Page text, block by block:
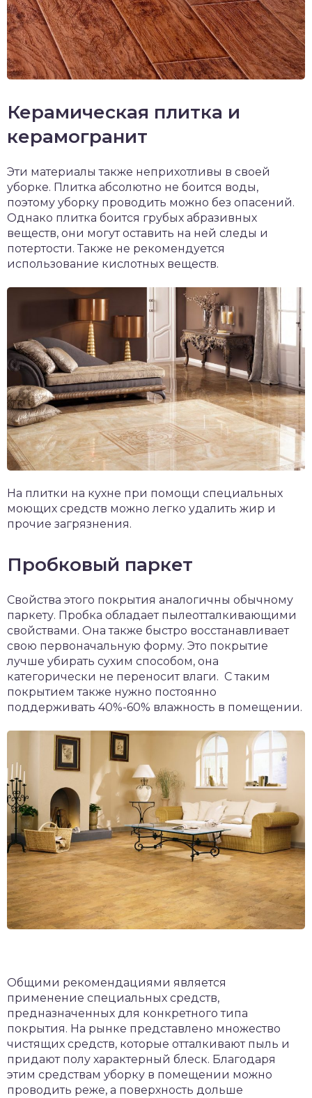
Керамическая плитка и
керамогранит
Эти материалы также неприхотливы в своей
уборке. Плитка абсолютно не боится воды,
поэтому уборку проводить можно без опасений.
Однако плитка боится грубых абразивных
веществ, они могут оставить на ней следы и
потертости. Также не рекомендуется
использование кислотных веществ.
На плитки на кухне при помощи специальных
моющих средств можно легко удалить жир и
прочие загрязнения.
Пробковый паркет
Свойства этого покрытия аналогичны обычному
паркету. Пробка обладает пылеотталкивающими
свойствами. Она также быстро восстанавливает
свою первоначальную форму. Это покрытие
лучше убирать сухим способом, она
категорически не переносит влаги. С таким
покрытием также нужно постоянно
поддерживать 40%-60% влажность в помещении.
Общими рекомендациями является
применение специальных средств,
предназначенных для конкретного типа
покрытия. На рынке представлено множество
чистящих средств, которые отталкивают пыль и
придают полу характерный блеск. Благодаря
этим средствам уборку в помещении можно
проводить реже, а поверхность дольше